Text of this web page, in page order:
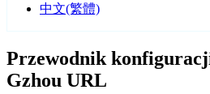
中文(繁體)
Przewodnik
Gzhou URL